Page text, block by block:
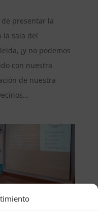
presentar la
la sala del
¡y no podemos
con nuestra
de nuestra